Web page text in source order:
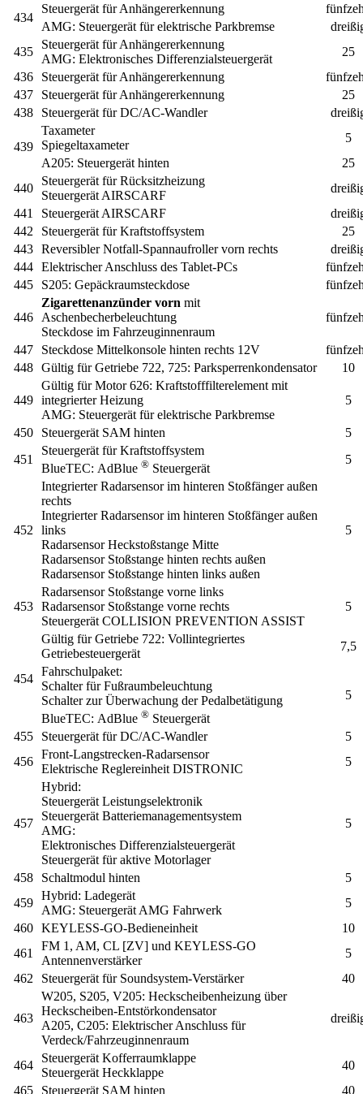
434
Steuergerät für Anhängererkennung
AMG: Steuergerät für elektrische Parkbremse
435
Steuergerät für Anhängererkennung
AMG: Elektronisches Differenzialsteuergerät
25
436
Steuergerät für Anhängererkennung
437
Steuergerät für Anhängererkennung
25
438
Steuergerät für DC/AC-Wandler
439
Taxameter
Spiegeltaxameter
5
A205: Steuergerät hinten
25
440
Steuergerät für Rücksitzheizung
Steuergerät AIRSCARF
441
Steuergerät AIRSCARF
442
Steuergerät für Kraftstoffsystem
25
443 Reversibler Notfall-Spannaufroller vorn rechts
444 Elektrischer Anschluss des Tablet-PCs
445
S205: Gepäckraumsteckdose
446
Zigarettenanzünder vorn mit
Aschenbecherbeleuchtung
Steckdose im Fahrzeuginnenraum
447 Steckdose Mittelkonsole hinten rechts 12V
448 Gültig für Getriebe 722, 725: Parksperrenkondensator 10
449
Gültig für Motor 626: Kraftstofffilterelement mit
integrierter Heizung
AMG: Steuergerät für elektrische Parkbremse
5
450 Steuergerät SAM hinten
5
451
Steuergerät für Kraftstoffsystem
BlueTEC: AdBlue ® Steuergerät
5
452
Integrierter Radarsensor im hinteren Stoßfänger außen
rechts
Integrierter Radarsensor im hinteren Stoßfänger außen
links
Radarsensor Heckstoßstange Mitte
Radarsensor Stoßstange hinten rechts außen
Radarsensor Stoßstange hinten links außen
5
453
Radarsensor Stoßstange vorne links
Radarsensor Stoßstange vorne rechts
Steuergerät COLLISION PREVENTION ASSIST
5
454
Gültig für Getriebe 722: Vollintegriertes
Getriebesteuergerät
7,5
Fahrschulpaket:
Schalter für Fußraumbeleuchtung
Schalter zur Überwachung der Pedalbetätigung
BlueTEC: AdBlue ® Steuergerät
5
455 Steuergerät für DC/AC-Wandler
5
456
Front-Langstrecken-Radarsensor
Elektrische Reglereinheit DISTRONIC
5
457
Hybrid:
Steuergerät Leistungselektronik
Steuergerät Batteriemanagementsystem
AMG:
Elektronisches Differenzialsteuergerät
Steuergerät für aktive Motorlager
5
458 Schaltmodul hinten
5
459
Hybrid: Ladegerät
AMG: Steuergerät AMG Fahrwerk
5
460 KEYLESS-GO-Bedieneinheit
10
461
FM 1, AM, CL [ZV] und KEYLESS-GO
Antennenverstärker
5
462
Steuergerät für Soundsystem-Verstärker 40
463
W205, S205, V205: Heckscheibenheizung über
Heckscheiben-Entstörkondensator
A205, C205: Elektrischer Anschluss für
Verdeck/Fahrzeuginnenraum
464
Steuergerät Kofferraumklappe
Steuergerät Heckklappe
40
465
Steuergerät SAM hinten 40